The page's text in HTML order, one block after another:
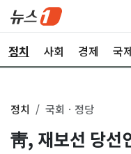
정치 사회 경제 국
정치 국회ㆍ정당
靑, 재보선 당선